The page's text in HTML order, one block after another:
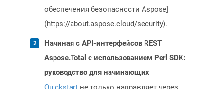
обеспечения безопасности Aspose]
(https://about.aspose.cloud/security).
Начиная с API-интерфейсов REST
Aspose.Total с использованием Perl SDK:
руководство для начинающих
Quickstart не только направляет через